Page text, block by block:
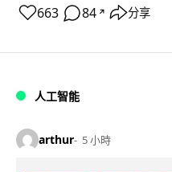
663 84 ↗ 分享
人工智能
arthur 5 小時